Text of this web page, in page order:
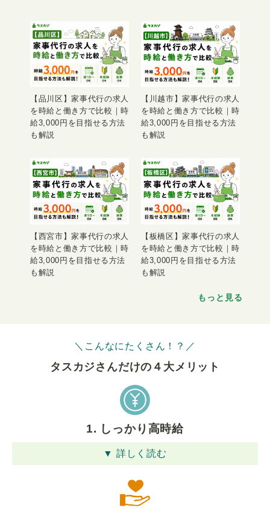
【品川区】家事代行の求人
を時給と働き方で比較｜時
給3,000円を目指せる方法
も解説
【川越市】家事代行の求人
を時給と働き方で比較｜時
給3,000円を目指せる方法
も解説
【西宮市】家事代行の求人
を時給と働き方で比較｜時
給3,000円を目指せる方法
も解説
【板橋区】家事代行の求人
を時給と働き方で比較｜時
給3,000円を目指せる方法
も解説
もっと見る
＼こんなにたくさん！？／
タスカジさんだけの４⼤メリット
1. しっかり高時給
▼ 詳しく読む